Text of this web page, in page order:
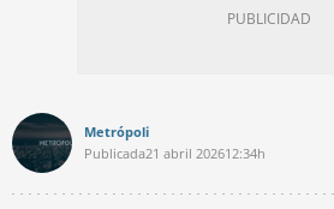
Metrópoli
Publicada21 abril 202612:34h